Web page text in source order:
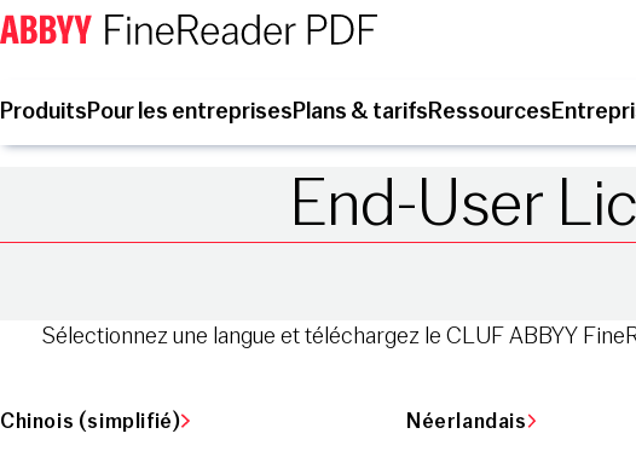
ProduitsPour les entreprisesPlans & tarifsRessources
End-User
Sélectionnez une langue et téléchargez le CLUF ABBYY
Chinois (simplifié) Néerlandais